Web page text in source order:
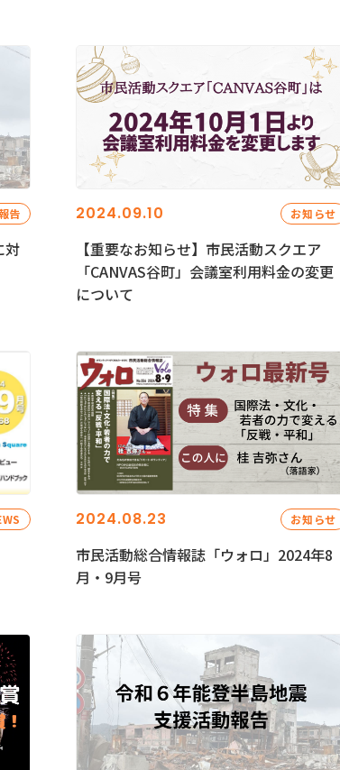
告
対
2024.09.10 お知らせ
【重要なお知らせ】市民活動スクエア
「CANVAS谷町」会議室利用料金の変更
について
2024.08.23 お知らせ
市民活動総合情報誌「ウォロ」2024年8
月・9月号